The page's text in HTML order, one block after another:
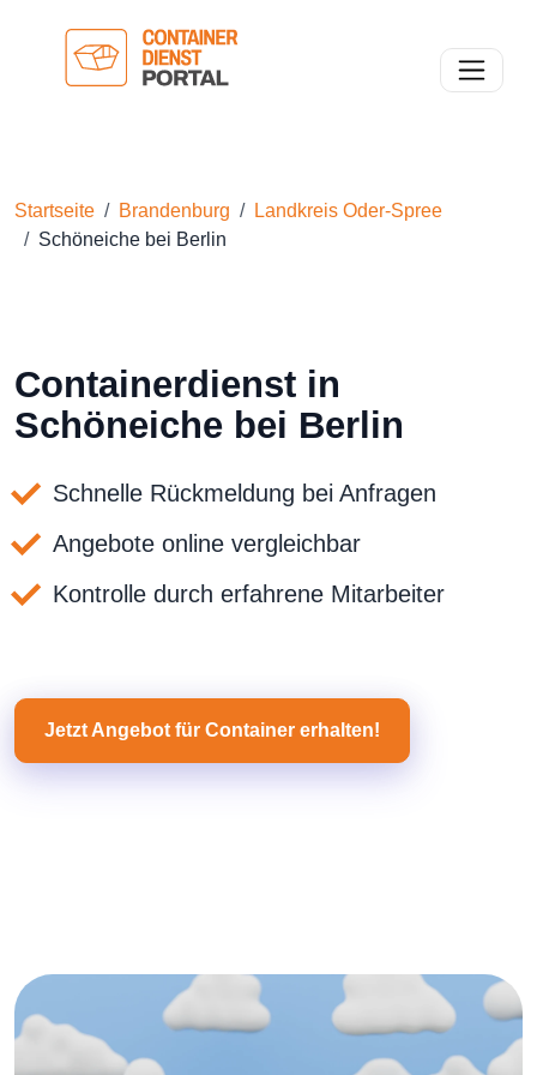
Toggle
Startseite Brandenburg
Landkreis Oder-Spree
Schöneiche bei Berlin
Containerdienst in
Schöneiche bei Berlin
Schnelle Rückmeldung bei Anfragen
Angebote online vergleichbar
Kontrolle durch erfahrene Mitarbeiter
Jetzt Angebot für Container erhalten!